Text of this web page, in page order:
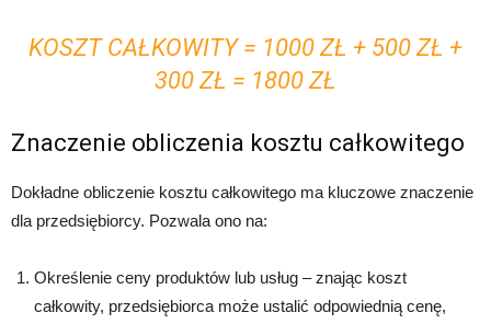
KOSZT CAŁKOWITY = 1000 ZŁ + 500 ZŁ +
300 ZŁ = 1800 ZŁ
Znaczenie obliczenia kosztu całkowitego
Dokładne obliczenie kosztu całkowitego ma kluczowe znaczenie
dla przedsiębiorcy. Pozwala ono na:
Określenie ceny produktów lub usług – znając koszt
całkowity, przedsiębiorca może ustalić odpowiednią cenę,